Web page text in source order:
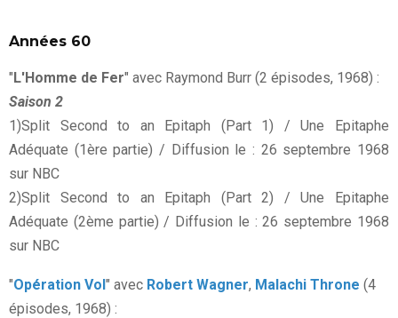
Années 60
"L'Homme de Fer" avec Raymond Burr (2 épisodes, 1968) :
Saison 2
1)Split Second to an Epitaph (Part 1) / Une Epitaphe
Adéquate (1ère partie) / Diffusion le : 26 septembre 1968
sur NBC
2)Split Second to an Epitaph (Part 2) / Une Epitaphe
Adéquate (2ème partie) / Diffusion le : 26 septembre 1968
sur NBC
"Opération Vol" avec Robert Wagner, Malachi Throne (4
épisodes, 1968) :